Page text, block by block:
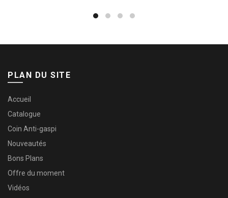
PLAN DU SITE
Accueil
Catalogue
Coin Anti-gaspi
Nouveautés
Bons Plans
Offre du moment
Vidéos